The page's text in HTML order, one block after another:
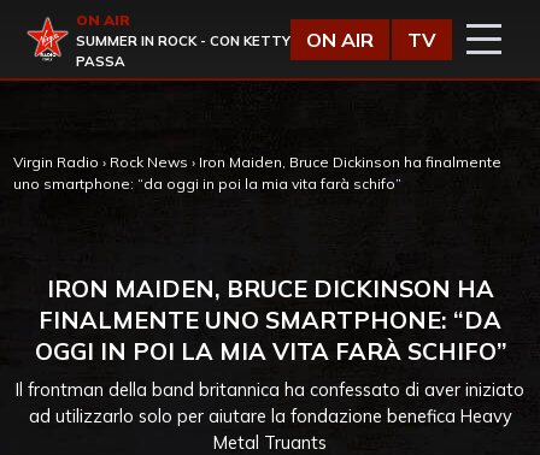
Virgin Radio
ON AIR
SUMMER IN ROCK - CON KETTY
PASSA
ON AIR TV
Virgin Radio › Rock News › Iron Maiden, Bruce Dickinson ha finalmente
uno smartphone: “da oggi in poi la mia vita farà schifo”
IRON MAIDEN, BRUCE DICKINSON HA
FINALMENTE UNO SMARTPHONE: “DA
OGGI IN POI LA MIA VITA FARÀ SCHIFO”
Il frontman della band britannica ha confessato di aver iniziato
ad utilizzarlo solo per aiutare la fondazione benefica Heavy
Metal Truants